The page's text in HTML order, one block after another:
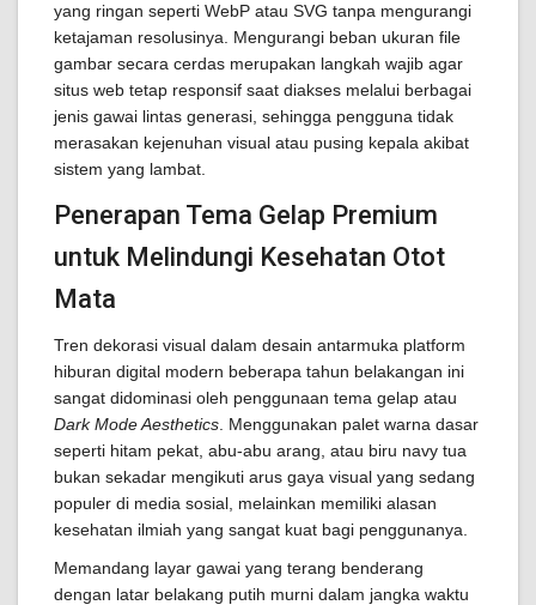
yang ringan seperti WebP atau SVG tanpa mengurangi
ketajaman resolusinya. Mengurangi beban ukuran file
gambar secara cerdas merupakan langkah wajib agar
situs web tetap responsif saat diakses melalui berbagai
jenis gawai lintas generasi, sehingga pengguna tidak
merasakan kejenuhan visual atau pusing kepala akibat
sistem yang lambat.
Penerapan Tema Gelap Premium
untuk Melindungi Kesehatan Otot
Mata
Tren dekorasi visual dalam desain antarmuka platform
hiburan digital modern beberapa tahun belakangan ini
sangat didominasi oleh penggunaan tema gelap atau
Dark Mode Aesthetics . Menggunakan palet warna dasar
seperti hitam pekat, abu-abu arang, atau biru navy tua
bukan sekadar mengikuti arus gaya visual yang sedang
populer di media sosial, melainkan memiliki alasan
kesehatan ilmiah yang sangat kuat bagi penggunanya.
Memandang layar gawai yang terang benderang
dengan latar belakang putih murni dalam jangka waktu